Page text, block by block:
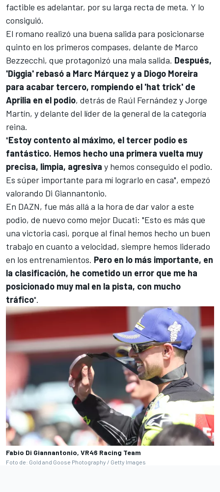
factible es adelantar, por su larga recta de meta. Y lo
consiguió.
El romano realizó una buena salida para posicionarse
quinto en los primeros compases, delante de Marco
Bezzecchi, que protagonizó una mala salida. Después,
'Diggia' rebasó a Marc Márquez y a Diogo Moreira
para acabar tercero, rompiendo el 'hat trick' de
Aprilia en el podio, detrás de Raúl Fernández yJorge
Martín, y delante del líder de la general de la categoría
reina.
"Estoy contento al máximo, el tercer podio es
fantástico. Hemos hecho una primera vuelta muy
precisa, limpia, agresiva y hemos conseguido el podio.
Es súper importante para mí lograrlo en casa", empezó
valorando Di Giannantonio.
En DAZN, fue más allá a la hora de dar valor a este
podio, de nuevo como mejor Ducati: "Esto es más que
una victoria casi, porque al final hemos hecho un buen
trabajo en cuanto a velocidad, siempre hemos liderado
en los entrenamientos. Pero en lo más importante, en
la clasificación, he cometido un error que me ha
posicionado muy mal en la pista, con mucho
tráfico".
Fabio Di Giannantonio, VR46 Racing Team
Foto de: Gold and Goose Photography / Getty Images